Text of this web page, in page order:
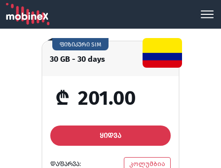
30 GB - 30 days
ფიზიკური SIM
₾ 201.00
ᲧᲘᲓᲕᲐ
ᲓᲐᲤᲐᲠᲕᲐ: კოლუმბია